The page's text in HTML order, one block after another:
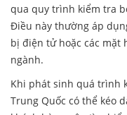
qua quy trình kiểm tra
Điều này thường áp
bị điện tử hoặc các mặt
ngành.
Khi phát sinh quá trình
Trung Quốc có thể kéo